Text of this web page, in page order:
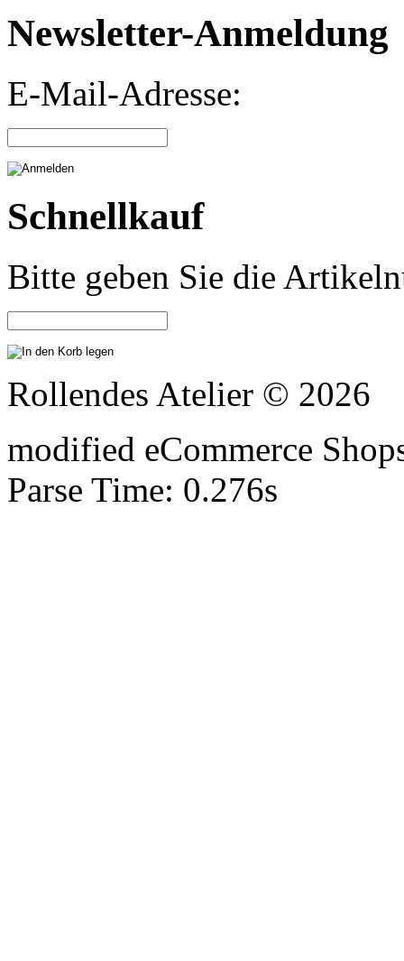
Newsletter-Anmeldung
E-Mail-Adresse:
Schnellkauf
Bitte geben Sie die
Rollendes Atelier © 2026
modified eCommerce
Parse Time: 0.276s